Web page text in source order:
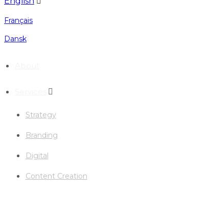
Français
Dansk
Strategy
Branding
Digital
Content Creation